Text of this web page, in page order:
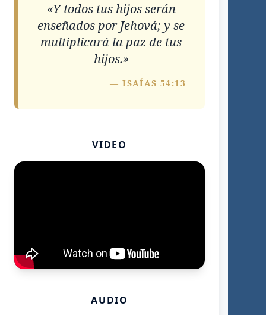
«Y todos tus hijos serán
enseñados por Jehová; y se
multiplicará la paz de tus
hijos.»
— ISAÍAS 54:13
VIDEO
AUDIO